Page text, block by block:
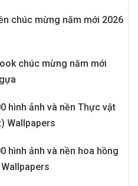
chúc mừng năm mới 2026
chúc mừng năm mới
hình ảnh và nền Thực vật
Wallpapers
hình ảnh và nền hoa hồng